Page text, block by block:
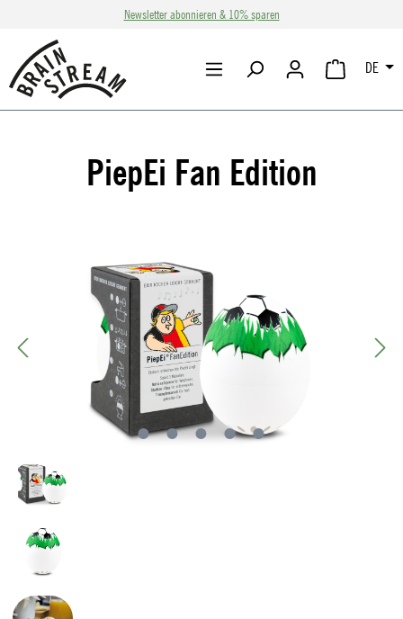
Zum Hauptinhalt springenNewsletter abonnieren & 10% sparen
DE
PiepEi Fan Edition
Bildergalerie überspringen